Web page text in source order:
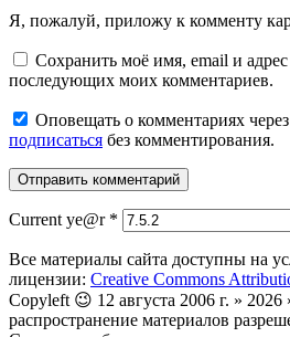
Я, пожалуй, приложу к комменту
Сохранить моё имя, email и адрес
последующих моих комментариев.
Оповещать о комментариях
подписаться без комментирования.
Current ye@r *
Все материалы сайта доступны на
лицензии: Creative Commons
Copyleft 😉 12 августа 2006 г. »
распространение материалов